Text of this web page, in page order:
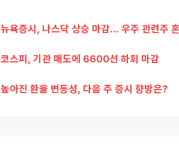
뉴욕증시, 나스닥 상승 마감... 우주 관련주
코스피, 기관 매도에 6600선 하회 마감
높아진 환율 변동성, 다음 주 증시 향방은?